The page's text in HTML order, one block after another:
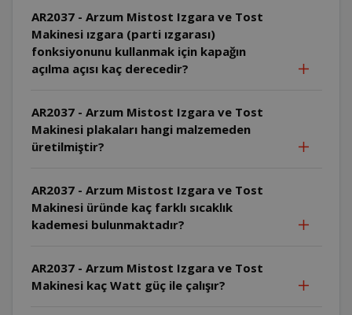
AR2037 - Arzum Mistost Izgara ve Tost
Makinesi ızgara (parti ızgarası)
fonksiyonunu kullanmak için kapağın
açılma açısı kaç derecedir?
AR2037 - Arzum Mistost Izgara ve Tost
Makinesi plakaları hangi malzemeden
üretilmiştir?
AR2037 - Arzum Mistost Izgara ve Tost
Makinesi üründe kaç farklı sıcaklık
kademesi bulunmaktadır?
AR2037 - Arzum Mistost Izgara ve Tost
Makinesi kaç Watt güç ile çalışır?